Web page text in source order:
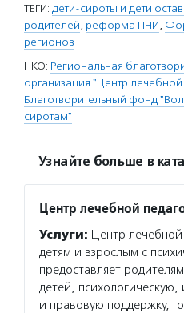
ТЕГИ: дети-сироты и дети
родителей, реформа ПНИ,
регионов
НКО: Региональная
организация "Центр
Благотворительный фонд
сиротам"
Узнайте больше в
Центр лечебной
Услуги: Центр лечебной
детям и взрослым с
предоставляет
детей,
и правовую поддержку,